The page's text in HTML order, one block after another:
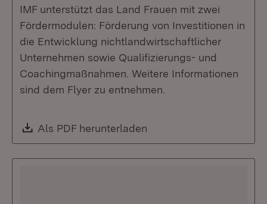
IMF unterstützt das Land Frauen mit zwei
Fördermodulen: Förderung von Investitionen in
die Entwicklung nichtlandwirtschaftlicher
Unternehmen sowie Qualifizierungs- und
Coachingmaßnahmen. Weitere Informationen
sind dem Flyer zu entnehmen.
Download:
Als PDF herunterladen